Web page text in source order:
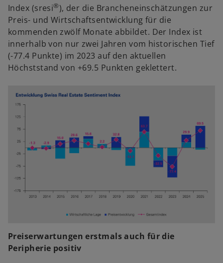
Index (sresi®), der die Brancheneinschätzungen zur
Preis- und Wirtschaftsentwicklung für die
kommenden zwölf Monate abbildet. Der Index ist
innerhalb von nur zwei Jahren vom historischen Tief
(-77.4 Punkte) im 2023 auf den aktuellen
Höchststand von +69.5 Punkten geklettert.
Preiserwartungen erstmals auch für die
Peripherie positiv